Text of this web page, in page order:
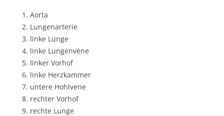
Aorta
Lungenarterie
linke Lunge
linke Lungenvene
linker Vorhof
linke Herzkammer
untere Hohlvene
rechter Vorhof
rechte Lunge